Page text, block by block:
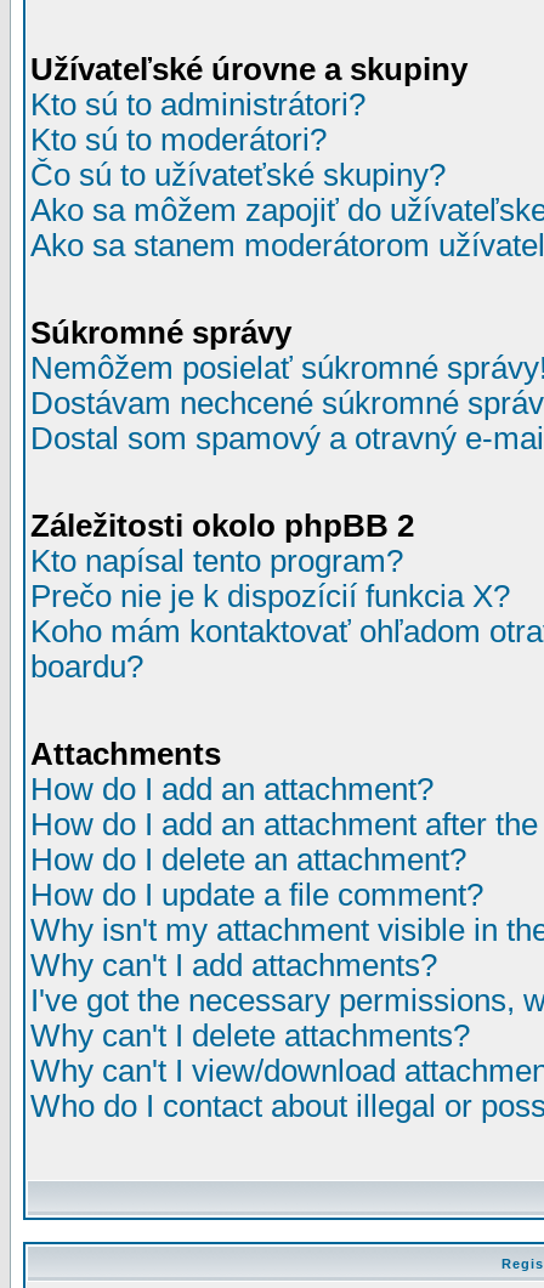
Užívateľské úrovne a skupiny
Kto sú to administrátori?
Kto sú to moderátori?
Čo sú to užívateťské skupiny?
Ako sa môžem zapojiť do
Ako sa stanem moderátorom
Súkromné správy
Nemôžem posielať súkromné
Dostávam nechcené súkromné
Dostal som spamový a otravný e-
Záležitosti okolo phpBB 2
Kto napísal tento program?
Prečo nie je k dispozícií funkcia X?
Koho mám kontaktovať ohľadom
boardu?
Attachments
How do I add an attachment?
How do I add an attachment after
How do I delete an attachment?
How do I update a file comment?
Why isn't my attachment visible in
Why can't I add attachments?
I've got the necessary permissions,
Why can't I delete attachments?
Why can't I view/download
Who do I contact about illegal or